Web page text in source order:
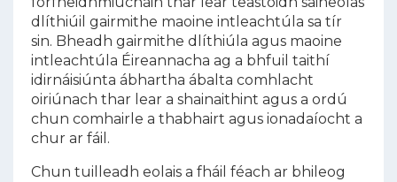
dlíthiúil gairmithe maoine intleachtúla sa tír
sin. Bheadh gairmithe dlíthiúla agus maoine
intleachtúla Éireannacha ag a bhfuil taithí
idirnáisiúnta ábhartha ábalta comhlacht
oiriúnach thar lear a shainaithint agus a ordú
chun comhairle a thabhairt agus ionadaíocht a
chur ar fáil.
Chun tuilleadh eolais a fháil féach ar bhileog